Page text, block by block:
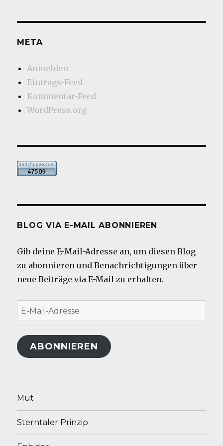
META
Anmelden
Eintrags-Feed
Kommentar-Feed
WordPress.org
BLOG VIA E-MAIL ABONNIEREN
Gib deine E-Mail-Adresse an, um diesen Blog
zu abonnieren und Benachrichtigungen über
neue Beiträge via E-Mail zu erhalten.
E-
Mail-
Adresse
ABONNIEREN
Mut
Sterntaler Prinzip